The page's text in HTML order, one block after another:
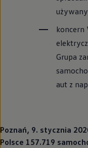
koncern
Grupa
aut z
Poznań, 9. stycznia
Polsce 157.719